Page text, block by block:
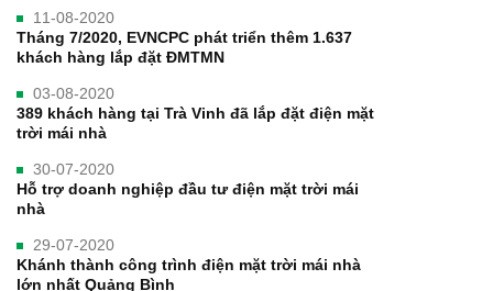
11-08-2020
Tháng 7/2020, EVNCPC phát triển thêm 1.637
khách hàng lắp đặt ĐMTMN
03-08-2020
389 khách hàng tại Trà Vinh đã lắp đặt điện mặt
trời mái nhà
30-07-2020
Hỗ trợ doanh nghiệp đầu tư điện mặt trời mái
nhà
29-07-2020
Khánh thành công trình điện mặt trời mái nhà
lớn nhất Quảng Bình